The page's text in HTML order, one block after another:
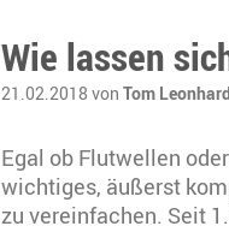
Wie lassen
21.02.2018 von Tom
Egal ob Flutwellen
wichtiges, äußerst
zu vereinfachen. Seit